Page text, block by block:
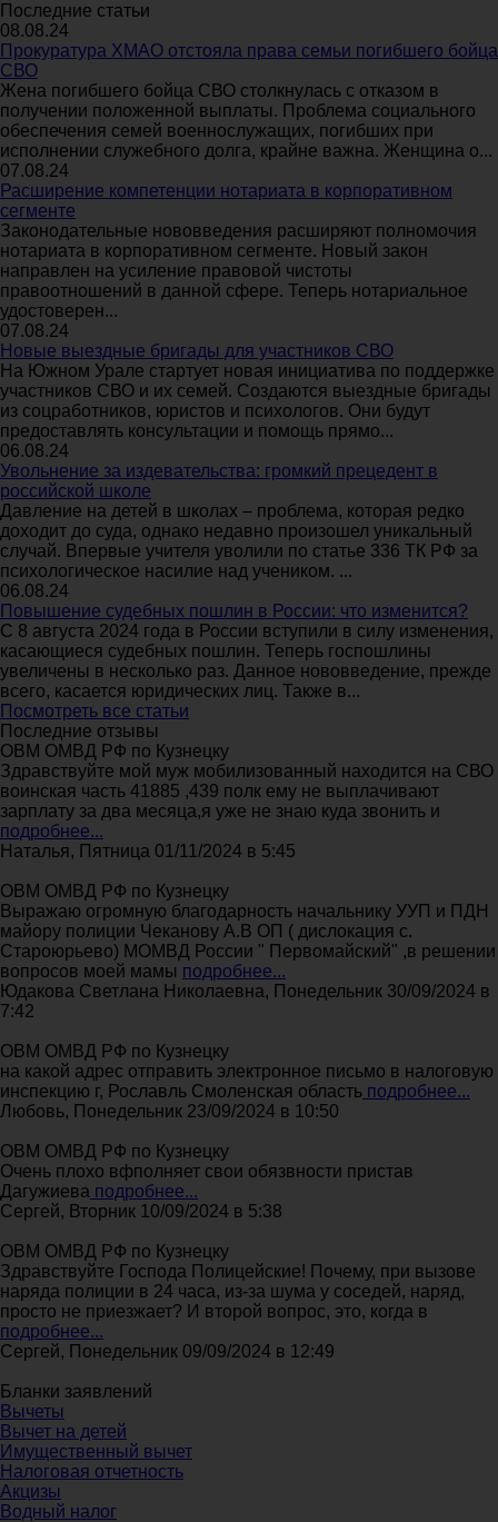
Последние статьи
08.08.24
Прокуратура ХМАО отстояла права семьи погибшего бойца
СВО
Жена погибшего бойца СВО столкнулась с отказом в
получении положенной выплаты. Проблема социального
обеспечения семей военнослужащих, погибших при
исполнении служебного долга, крайне важна. Женщина о...
07.08.24
Расширение компетенции нотариата в корпоративном
сегменте
Законодательные нововведения расширяют полномочия
нотариата в корпоративном сегменте. Новый закон
направлен на усиление правовой чистоты
правоотношений в данной сфере. Теперь нотариальное
удостоверен...
07.08.24
Новые выездные бригады для участников СВО
На Южном Урале стартует новая инициатива по поддержке
участников СВО и их семей. Создаются выездные бригады
из соцработников, юристов и психологов. Они будут
предоставлять консультации и помощь прямо...
06.08.24
Увольнение за издевательства: громкий прецедент в
российской школе
Давление на детей в школах – проблема, которая редко
доходит до суда, однако недавно произошел уникальный
случай. Впервые учителя уволили по статье 336 ТК РФ за
психологическое насилие над учеником. ...
06.08.24
Повышение судебных пошлин в России: что изменится?
С 8 августа 2024 года в России вступили в силу изменения,
касающиеся судебных пошлин. Теперь госпошлины
увеличены в несколько раз. Данное нововведение, прежде
всего, касается юридических лиц. Также в...
Посмотреть все статьи
Последние отзывы
ОВМ ОМВД РФ по Кузнецку
Здравствуйте мой муж мобилизованный находится на СВО
воинская часть 41885 ,439 полк ему не выплачивают
зарплату за два месяца,я уже не знаю куда звонить и
подробнее...
Наталья, Пятница 01/11/2024 в 5:45
ОВМ ОМВД РФ по Кузнецку
Выражаю огромную благодарность начальнику УУП и ПДН
майору полиции Чеканову А.В ОП ( дислокация с.
Староюрьево) МОМВД России " Первомайский" ,в решении
вопросов моей мамы подробнее...
Юдакова Светлана Николаевна, Понедельник 30/09/2024 в
7:42
ОВМ ОМВД РФ по Кузнецку
на какой адрес отправить электронное письмо в налоговую
инспекцию г, Рославль Смоленская область подробнее...
Любовь, Понедельник 23/09/2024 в 10:50
ОВМ ОМВД РФ по Кузнецку
Очень плохо вфполняет свои обязвности пристав
Дагужиева подробнее...
Сергей, Вторник 10/09/2024 в 5:38
ОВМ ОМВД РФ по Кузнецку
Здравствуйте Господа Полицейские! Почему, при вызове
наряда полиции в 24 часа, из-за шума у соседей, наряд,
просто не приезжает? И второй вопрос, это, когда в
подробнее...
Сергей, Понедельник 09/09/2024 в 12:49
Бланки заявлений
Вычеты
Вычет на детей
Имущественный вычет
Налоговая отчетность
Акцизы
Водный налог